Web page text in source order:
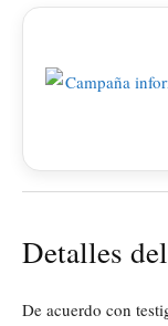
Detalles
De acuerdo con